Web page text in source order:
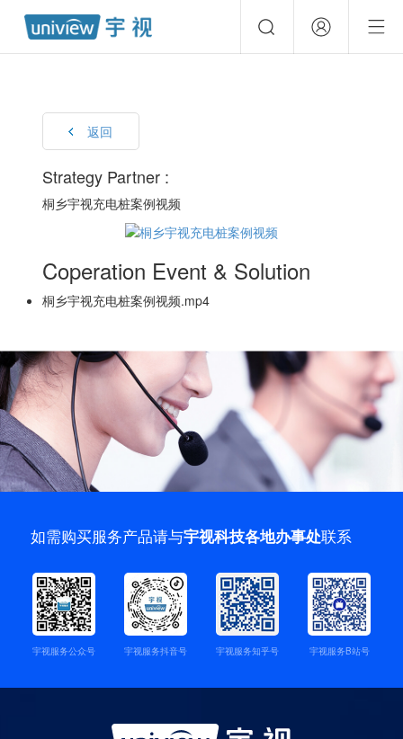
返回
Strategy Partner :
桐乡宇视充电桩案例视频
Coperation Event & Solution
桐乡宇视充电桩案例视频.mp4
如需购买服务产品请与宇视科技各地办事处联系
宇视服务公众号 宇视服务抖音号 宇视服务知乎号 宇视服务B站号